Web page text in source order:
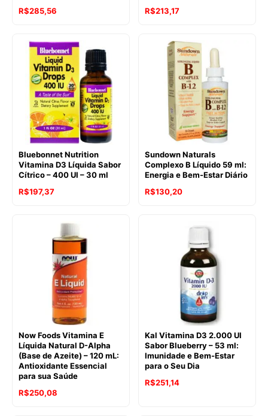
R$285,56
R$213,17
Bluebonnet Nutrition
Vitamina D3 Líquida Sabor
Cítrico – 400 UI – 30 ml
R$197,37
Sundown Naturals
Complexo B Líquido 59 ml:
Energia e Bem-Estar Diário
R$130,20
Now Foods Vitamina E
Líquida Natural D-Alpha
(Base de Azeite) – 120 mL:
Antioxidante Essencial
para sua Saúde
R$250,08
Kal Vitamina D3 2.000 UI
Sabor Blueberry – 53 ml:
Imunidade e Bem-Estar
para o Seu Dia
R$251,14